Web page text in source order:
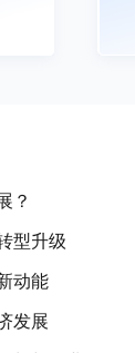
？
型升级
动能
发展